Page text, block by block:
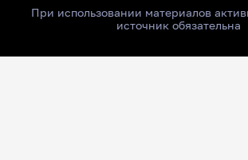
При использовании материалов
источник обязательна